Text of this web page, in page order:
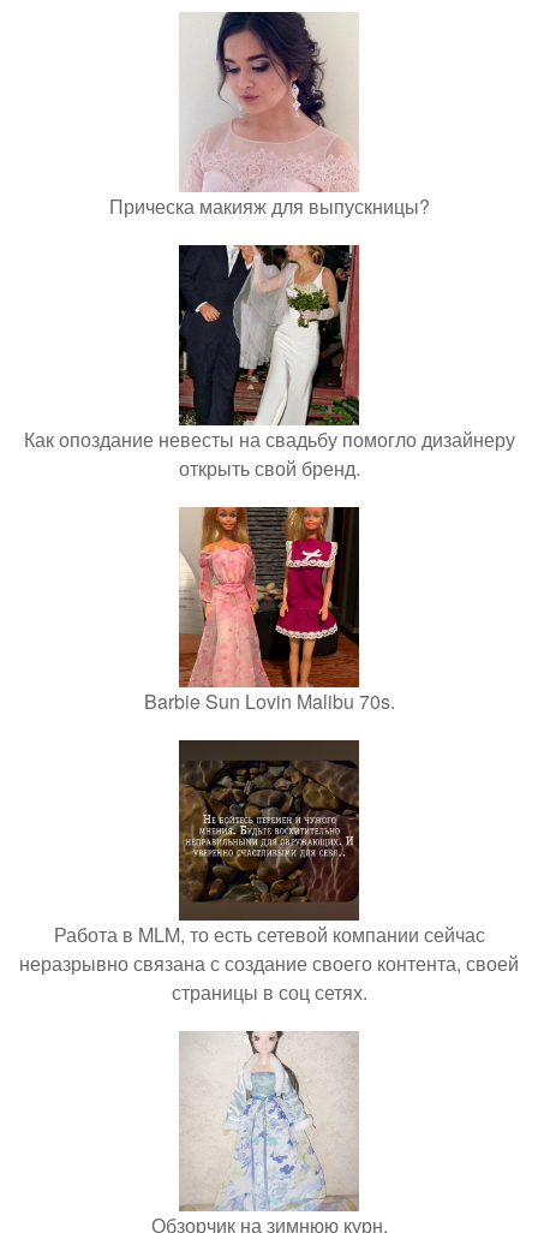
Прическа макияж для выпускницы?
Как опоздание невесты на свадьбу помогло дизайнеру
открыть свой бренд.
Barbie Sun Lovin Malibu 70s.
Работа в MLM, то есть сетевой компании сейчас
неразрывно связана с создание своего контента, своей
страницы в соц сетях.
Обзорчик на зимнюю курн.